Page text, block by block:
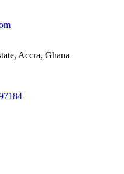
Accra, Ghana